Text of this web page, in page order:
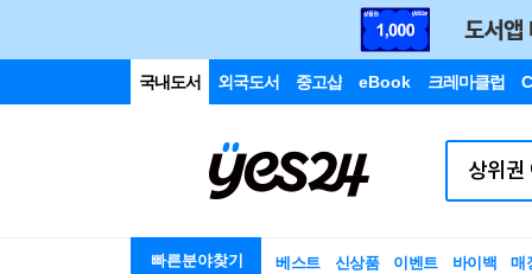
국내도서 외국도서 중고샵 eBook 크레마클럽
빠른분야찾기 베스트 신상품 이벤트 바이백 매